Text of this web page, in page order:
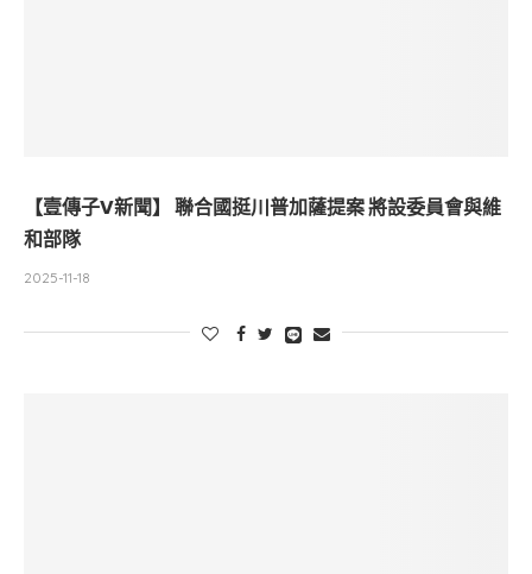
【壹傳子V新聞】 聯合國挺川普加薩提案 將設委員會與維
和部隊
2025-11-18